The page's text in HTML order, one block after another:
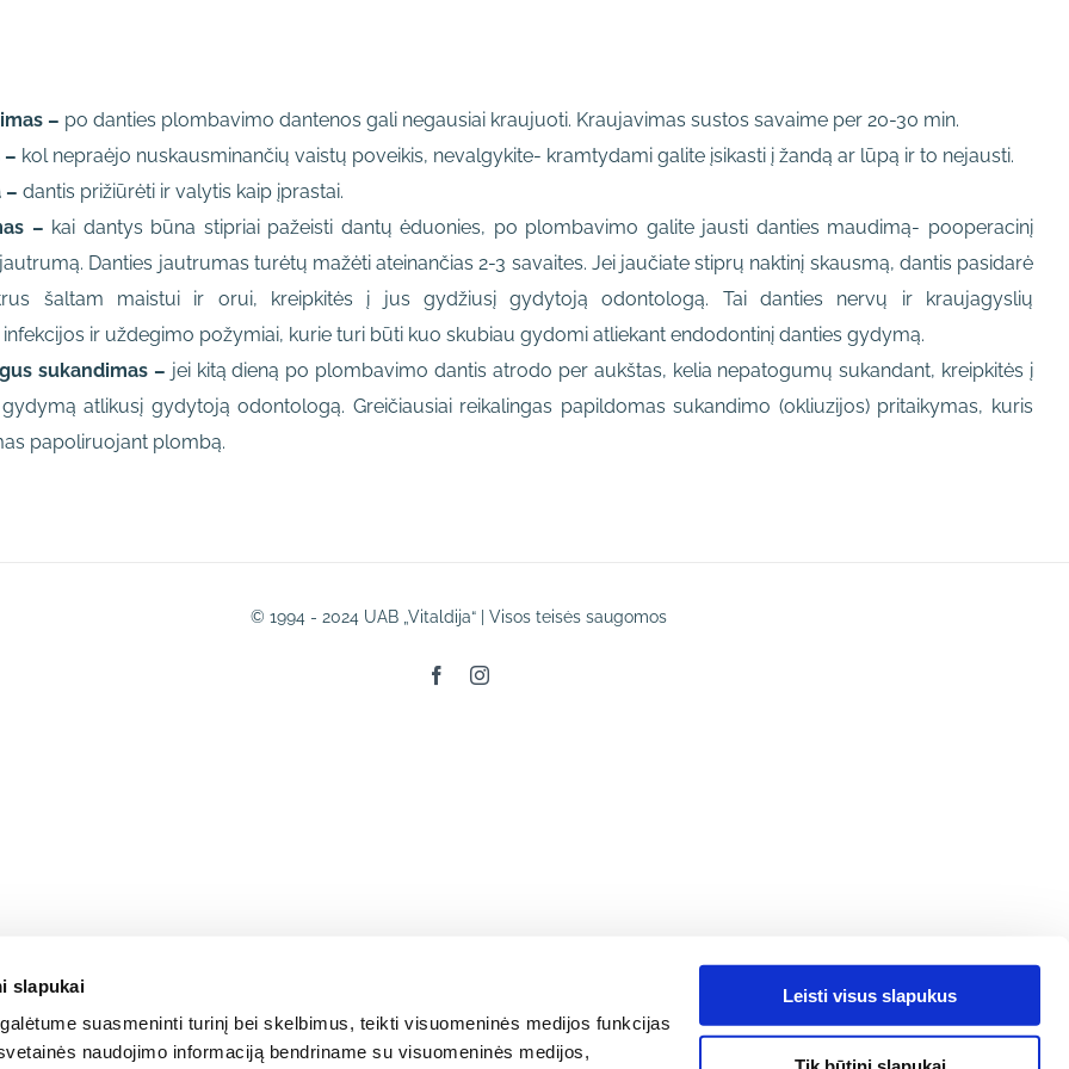
slapukai
suasmeninti turinį bei skelbimus, teikti visuomeninės medijos funkcijas
naudojimo informaciją bendriname su visuomeninės medijos,
Leisti visus slapukus
– po danties plombavimo dantenos gali negausiai kraujuoti. Kraujavimas sustos savaime per 20-30 min.
– kol nepraėjo nuskausminančių vaistų poveikis, nevalgykite- kramtydami galite įsikasti į žandą ar lūpą ir to nejausti.
– dantis prižiūrėti ir valytis kaip įprastai.
– kai dantys būna stipriai pažeisti dantų ėduonies, po plombavimo galite jausti danties maudimą- pooperacinį
Danties jautrumas turėtų mažėti ateinančias 2-3 savaites. Jei jaučiate stiprų naktinį skausmą, dantis pasidarė
šaltam maistui ir orui, kreipkitės į jus gydžiusį gydytoją odontologą. Tai danties nervų ir kraujagyslių
ir uždegimo požymiai, kurie turi būti kuo skubiau gydomi atliekant endodontinį danties gydymą.
sukandimas – jei kitą dieną po plombavimo dantis atrodo per aukštas, kelia nepatogumų sukandant, kreipkitės į
atlikusį gydytoją odontologą. Greičiausiai reikalingas papildomas sukandimo (okliuzijos) pritaikymas, kuris
papoliruojant plombą.
© 1994 - 2024 UAB „Vitaldija“ | Visos teisės saugomos
FacebookInstagram